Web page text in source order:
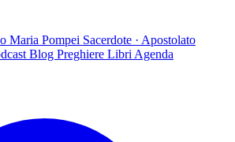
Maria Pompei Sacerdote · Apostolato
Blog Preghiere Libri Agenda